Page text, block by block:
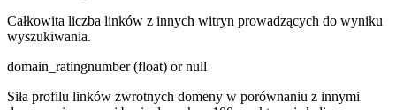
Całkowita liczba linków z innych witryn prowadzących do wyniku
wyszukiwania.
domain_ratingnumber (float) or null
Siła profilu linków zwrotnych domeny w porównaniu z innymi